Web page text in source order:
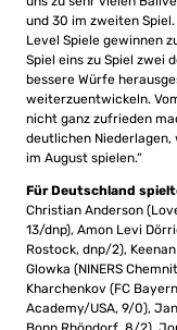
und 30 im zweiten
Level Spiele gewinnen
Spiel eins zu Spiel
bessere Würfe
weiterzuentwickeln.
nicht ganz zufrieden
deutlichen
im August spielen.“
Für Deutschland
Christian Anderson
13/dnp), Amon Levi
Rostock, dnp/2),
Glowka (NINERS
Kharchenkov (FC
Academy/USA, 9/0),